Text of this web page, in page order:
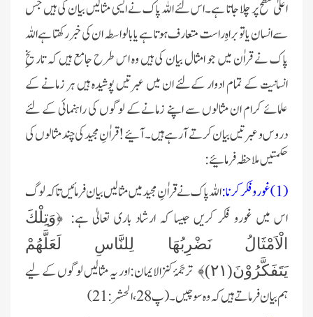
اعلیٰ سطح پر چلا جاتا ہے۔اس لئے اللہ پاک نے ایسی مثالیں بیان کی ہیں جس
سے ‏انسان یا تو براہِ راست متعارف ہوتا ہے یا بالواسطہ ان کی خبر رکھتا ہے اللہ
پاک نے قراٰن میں جو امثال بیان کی ہیں وہ اس طرح جامع ‏ہیں کہ تاریخِ
انسانیت کے تمام ادوار کےلئے ان میں عبرتیں پوشیدہ ہیں ہر زمانے کے
علمائے کرام ان مثالوں سے اپنے زمانےکے ‏لوگوں کی راہنمائی کے لئے
دروس و عبرتیں بیان کرتے آرہے ہیں۔آئیے! قراٰنِ مجید کی چند مثالوں کی
حکمتیں ملاحظہ فرمائیے:‏
‏(1)غورو فکر کرنا:
اللہ پاک نے قراٰنِ مجید میں مثالیں بیان فرمائیں تاکہ لوگ
اس میں غورو فکر کریں جیسا کہ ارشاد باری تعالیٰ ہے: ‏‏﴿وَتِلْكَ
الْاَمْثَالُ نَضْرِبُهَا لِلنَّاسِ لَعَلَّهُمْ
یَتَفَكَّرُوْنَ(۲۱) ﴾ترجَمۂ کنزالایمان:اور یہ مثالیں لوگوں کے لیے
ہم بیان فرماتے ہیں کہ ‏وہ سوچیں۔(پ28،الحشر:21)‏